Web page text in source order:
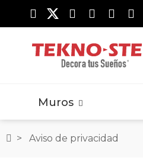
Muros
Aviso de privacidad